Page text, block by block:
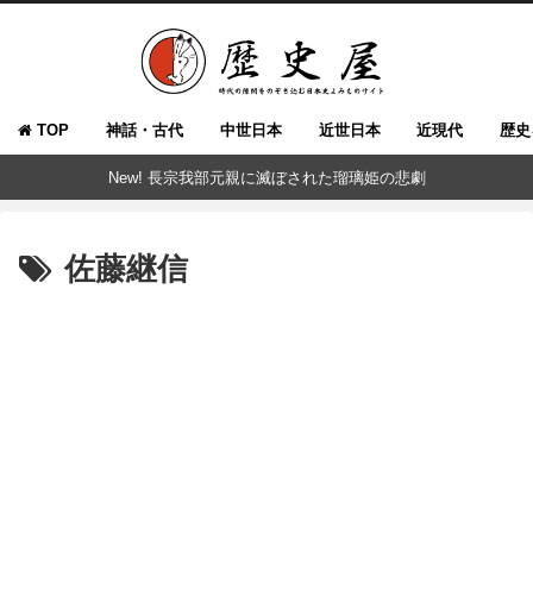
TOP 神話・古代 中世日本 近世日本 近現代 歴
New! 長宗我部元親に滅ぼされた瑠璃姫の悲劇
佐藤継信